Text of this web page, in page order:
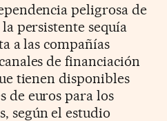
peligrosa de
persistente sequía
a las compañías
de financiación
tienen disponibles
de euros para los
según el estudio